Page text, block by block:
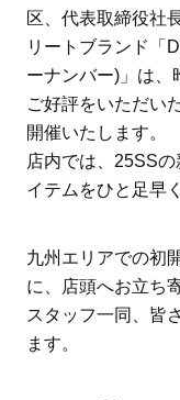
区、代表取締役社
リートブランド「
ーナンバー)」は、
ご好評をいただい
開催いたします。
店内では、25SS
イテムをひと足早
九州エリアでの初
に、店頭へお立ち
スタッフ一同、皆
ます。